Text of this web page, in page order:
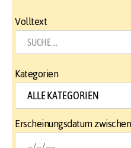
Volltext
Kategorien
Erscheinungsdatum zwischen